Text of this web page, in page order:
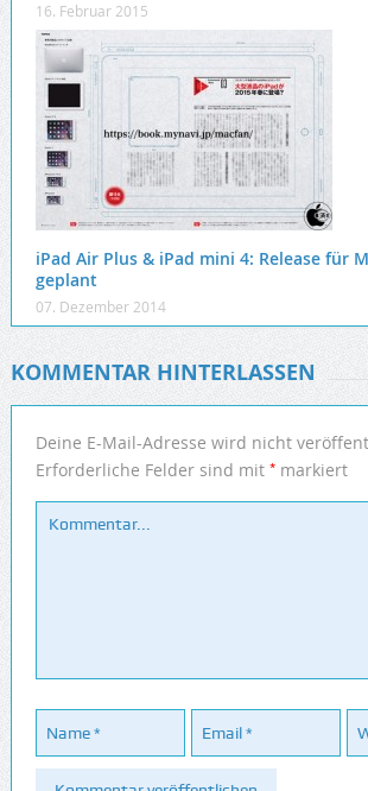
16. Februar 2015
iPad Air Plus & iPad mini 4: Release für
geplant
07. Dezember 2014
KOMMENTAR HINTERLASSEN
Deine E-Mail-Adresse wird nicht
Erforderliche Felder sind mit *markiert